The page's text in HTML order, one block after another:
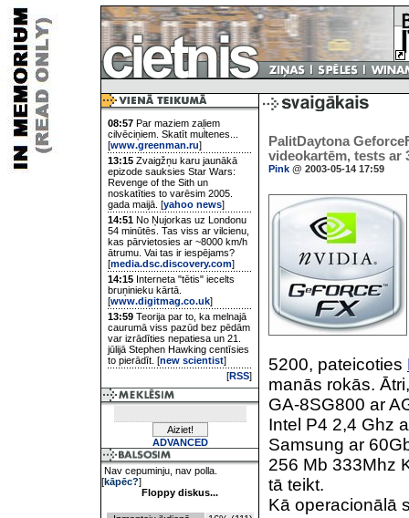
08:57 Par maziem zaļiem
cilvēciņiem. Skatīt multenes...
[www.greenman.ru]
13:15 Zvaigžņu karu jaunākā
epizode sauksies Star Wars:
Revenge of the Sith un
noskatīties to varēsim 2005.
gada maijā. [yahoo news]
14:51 No Ņujorkas uz Londonu
54 minūtēs. Tas viss ar vilcienu,
kas pārvietosies ar ~8000 km/h
ātrumu. Vai tas ir iespējams?
[media.dsc.discovery.com]
14:15 Interneta "tētis" iecelts
bruņinieku kārtā.
[www.digitmag.co.uk]
13:59 Teorija par to, ka melnajā
caurumā viss pazūd bez pēdām
var izrādīties nepatiesa un 21.
jūlijā Stephen Hawking centīsies
to pierādīt. [new scientist]
[RSS]
ADVANCED
Nav cepuminju, nav polla.
[kāpēc?]
Floppy diskus...
PalitDaytona
videokartēm, tests ar
Pink @ 2003-05-14 17:59
5200, pateicoties
manās rokās.
GA-8SG800 ar
Intel P4 2,4 Ghz
Samsung ar
256 Mb 333Mhz
tā teikt.
Kā operacionālā